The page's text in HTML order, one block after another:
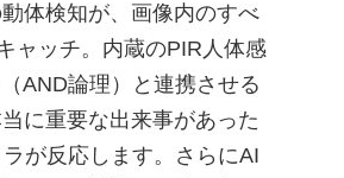
体検知が、画像内のすべ
ャッチ。内蔵のPIR人体感
AND論理）と連携させる
に重要な出来事があった
が反応します。さらにAI